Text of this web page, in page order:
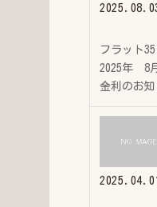
フラット
2025年 8
金利のお知